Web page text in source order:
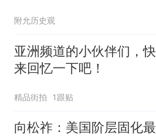
附允历史观
亚洲频道的小伙伴们，快
来回忆一下吧！
精品街拍 1跟贴
向松祚：美国阶层固化最